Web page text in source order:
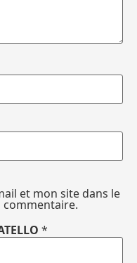
et mon site dans le
*